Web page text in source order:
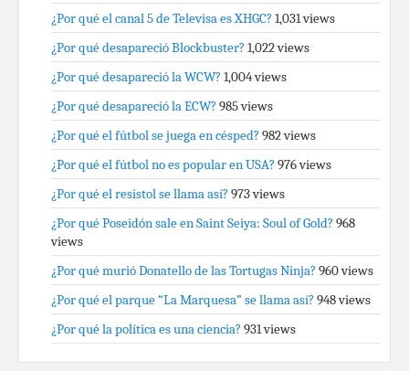
¿Por qué el canal 5 de Televisa es XHGC? 1,031 views
¿Por qué desapareció Blockbuster? 1,022 views
¿Por qué desapareció la WCW? 1,004 views
¿Por qué desapareció la ECW? 985 views
¿Por qué el fútbol se juega en césped? 982 views
¿Por qué el fútbol no es popular en USA? 976 views
¿Por qué el resistol se llama así? 973 views
¿Por qué Poseidón sale en Saint Seiya: Soul of Gold? 968
views
¿Por qué murió Donatello de las Tortugas Ninja? 960 views
¿Por qué el parque “La Marquesa” se llama así? 948 views
¿Por qué la política es una ciencia? 931 views